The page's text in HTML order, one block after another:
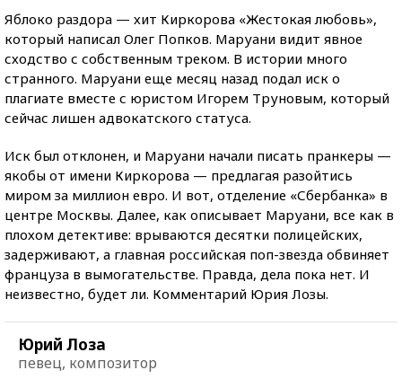
Яблоко раздора — хит Киркорова «Жестокая любовь»,
который написал Олег Попков. Маруани видит явное
сходство с собственным треком. В истории много
странного. Маруани еще месяц назад подал иск о
плагиате вместе с юристом Игорем Труновым, который
сейчас лишен адвокатского статуса.
Иск был отклонен, и Маруани начали писать пранкеры —
якобы от имени Киркорова — предлагая разойтись
миром за миллион евро. И вот, отделение «Сбербанка» в
центре Москвы. Далее, как описывает Маруани, все как в
плохом детективе: врываются десятки полицейских,
задерживают, а главная российская поп-звезда обвиняет
француза в вымогательстве. Правда, дела пока нет. И
неизвестно, будет ли. Комментарий Юрия Лозы.
Юрий Лоза
певец, композитор